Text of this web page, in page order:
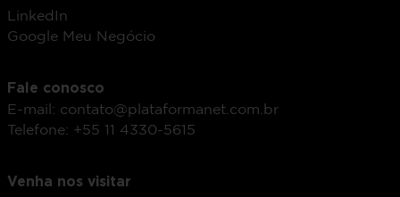
LinkedIn
Google Meu Negócio
Fale conosco
E-mail: contato@plataformanet.com.br
Telefone: +55 11 4330-5615
Venha nos visitar